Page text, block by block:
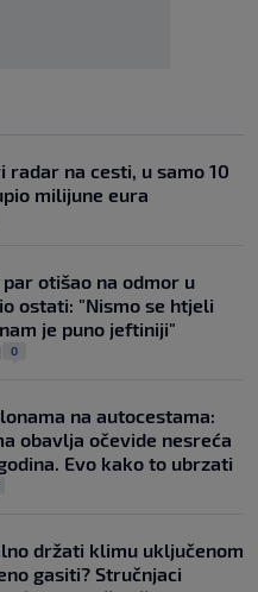
radar na cesti, u samo 10
milijune eura
otišao na odmor u
ostati: "Nismo se htjeli
je puno jeftiniji"
0
na autocestama:
obavlja očevide nesreća
Evo kako to ubrzati
držati klimu uključenom
gasiti? Stručnjaci